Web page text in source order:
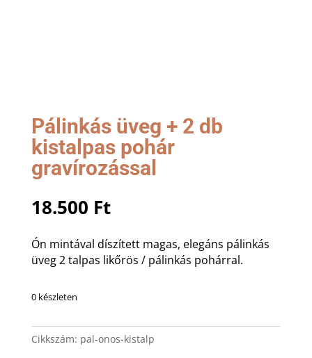
Pálinkás üveg + 2 db
kistalpas pohár
gravírozással
18.500 Ft
Ón mintával díszített magas, elegáns pálinkás
üveg 2 talpas likőrös / pálinkás pohárral.
0 készleten
Cikkszám: pal-onos-kistalp